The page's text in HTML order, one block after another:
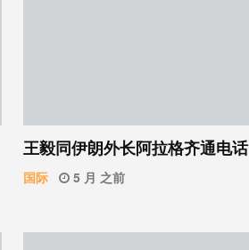
王毅同伊朗外长阿拉格齐通电话
国际 5 月 之前